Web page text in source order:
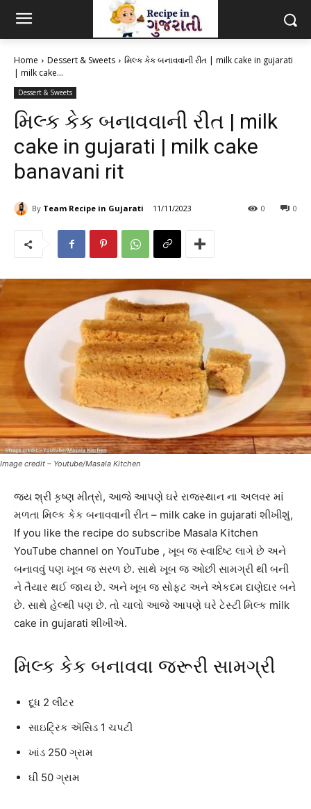
Home Dessert & Sweets
મિલ્ક કેક બનાવવાની રીત | milk cake in gujarati
| milk cake...
Dessert & Sweets
મિલ્ક કેક બનાવવાની રીત | milk
cake in gujarati | milk cake
banavani rit
By Team Recipe in Gujarati 11/11/2023 0
0
Image credit – Youtube/Masala Kitchen
જય શ્રી કૃષ્ણ મીત્રો, આજે આપણે ઘરે રાજસ્થાન ના અલવર માં
મળતા મિલ્ક કેક બનાવવાની રીત – milk cake in gujarati શીખીશું,
If you like the recipe do subscribe Masala Kitchen
YouTube channel on YouTube , ખૂબ જ સ્વાદિષ્ટ લાગે છે અને
બનાવવું પણ ખૂબ જ સરળ છે. સાથે ખૂબ જ ઓછી સામગ્રી થી બની
ને તૈયાર થઈ જાય છે. અને ખૂબ જ સોફ્ટ અને એકદમ દાણેદાર બને
છે. સાથે હેલ્થી પણ છે. તો ચાલો આજે આપણે ઘરે ટેસ્ટી મિલ્ક milk
cake in gujarati શીખીએ.
મિલ્ક કેક બનાવવા જરૂરી સામગ્રી
દૂધ 2 લીટર
સાઇટ્રિક ઍસિડ 1 ચપટી
ખાંડ 250 ગ્રામ
ઘી 50 ગ્રામ